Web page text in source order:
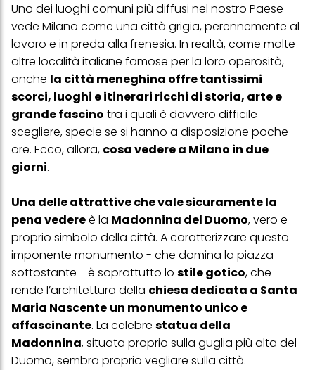
Uno dei luoghi comuni più diffusi nel nostro Paese
vede Milano come una città grigia, perennemente al
lavoro e in preda alla frenesia. In realtà, come molte
altre località italiane famose per la loro operosità,
anche la città meneghina offre tantissimi
scorci, luoghi e itinerari ricchi di storia, arte e
grande fascino tra i quali è davvero difficile
scegliere, specie se si hanno a disposizione poche
ore. Ecco, allora, cosa vedere a Milano in due
giorni.
Una delle attrattive che vale sicuramente la
pena vedereè la Madonnina del Duomo, vero e
proprio simbolo della città. A caratterizzare questo
imponente monumento - che domina la piazza
sottostante - è soprattutto lo stile gotico, che
rende l’architettura della chiesa dedicata a Santa
Maria Nascente un monumento unico e
affascinante. La celebre statua della
Madonnina, situata proprio sulla guglia più alta del
Duomo, sembra proprio vegliare sulla città.